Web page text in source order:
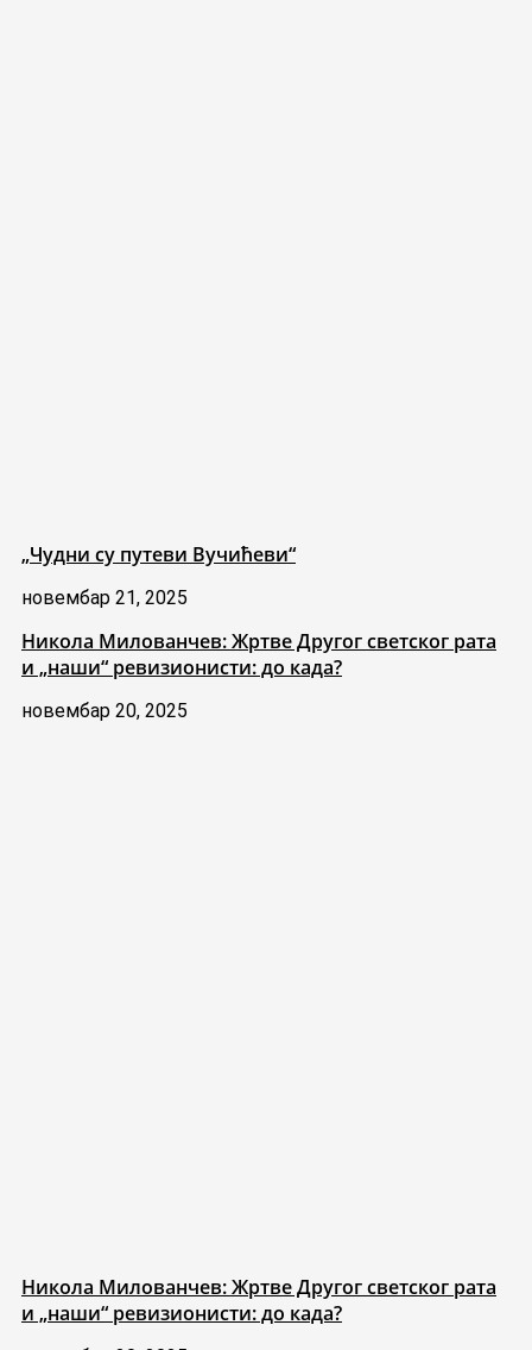
„Чудни су путеви Вучићеви“
новембар 21, 2025
Никола Милованчев: Жртве Другог светског рата
и „наши“ ревизионисти: до када?
новембар 20, 2025
Никола Милованчев: Жртве Другог светског рата
и „наши“ ревизионисти: до када?